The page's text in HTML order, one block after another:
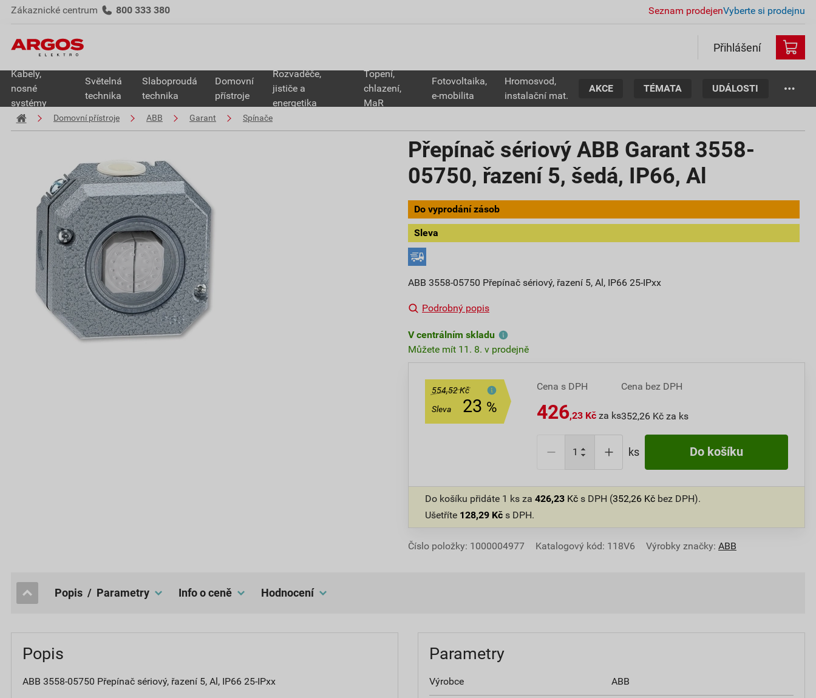
Zákaznické centrum 800 333 380 Seznam prodejenVyberte si prodejnu
Přihlášení
Kabely,
nosné
systémy
Světelná
technika
Slaboproudá
technika
Domovní
přístroje
Rozvaděče,
jističe a
energetika
Topení,
chlazení,
MaR
Fotovoltaika,
e-mobilita
Hromosvod,
instalační mat.
AKCE TÉMATA UDÁLOSTI
Domovní přístroje ABB Garant Spínače
Přepínač sériový ABB Garant 3558-
05750, řazení 5, šedá, IP66, Al
Do vyprodání zásob
Sleva
ABB 3558-05750 Přepínač sériový, řazení 5, Al, IP66 25-IPxx
Podrobný popis
V centrálním skladu
Můžete mít 11. 8. v prodejně
554,52 Kč
Sleva
23 %
Cena s DPH
426,23 Kč za ks
Cena bez DPH
352,26 Kč za ks
ks Do košíku
Do košíku přidáte 1 ks za 426,23 Kč s DPH (352,26 Kč bez DPH).
Ušetříte 128,29 Kč s DPH.
Číslo položky: 1000004977 Katalogový kód: 118V6 Výrobky značky: ABB
popis / Parametry Info o ceně hodnocení
Popis
ABB 3558-05750 Přepínač sériový, řazení 5, Al, IP66 25-IPxx
Parametry
Výrobce ABB